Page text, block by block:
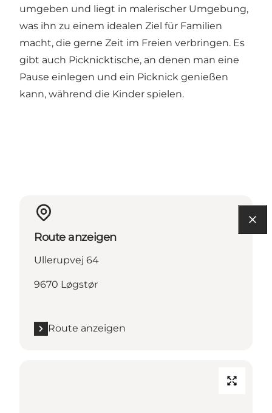
umgeben und liegt in malerischer Umgebung,
was ihn zu einem idealen Ziel für Familien
macht, die gerne Zeit im Freien verbringen. Es
gibt auch Picknicktische, an denen man eine
Pause einlegen und ein Picknick genießen
kann, während die Kinder spielen.
Route anzeigen
Ullerupvej 64
9670 Løgstør
Route anzeigen